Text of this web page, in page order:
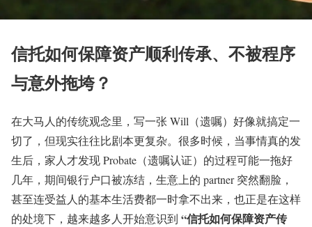
信托如何保障资产顺利传承、不被程序
与意外拖垮？
在大马人的传统观念里，写一张 Will（遗嘱）好像就搞定一
切了，但现实往往比剧本更复杂。很多时候，当事情真的发
生后，家人才发现 Probate（遗嘱认证）的过程可能一拖好
几年，期间银行户口被冻结，生意上的 partner 突然翻脸，
甚至连受益人的基本生活费都一时拿不出来，也正是在这样
的处境下，越来越多人开始意识到 “信托如何保障资产传